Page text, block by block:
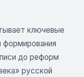
ключевые
формирования
до реформ
русской